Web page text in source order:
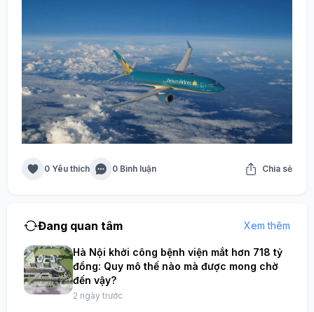
0 Yêu thích 0 Bình luận Chia sẻ
Đang quan tâm Xem thêm
Hà Nội khởi công bệnh viện mắt hơn 718 tỷ
đồng: Quy mô thế nào mà được mong chờ
đến vậy?
2 ngày trước